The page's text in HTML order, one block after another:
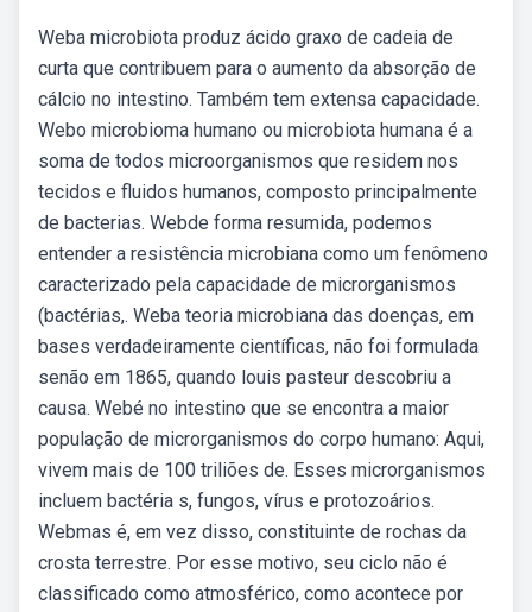
Weba microbiota produz ácido graxo de cadeia de
curta que contribuem para o aumento da absorção de
cálcio no intestino. Também tem extensa capacidade.
Webo microbioma humano ou microbiota humana é a
soma de todos microorganismos que residem nos
tecidos e fluidos humanos, composto principalmente
de bacterias. Webde forma resumida, podemos
entender a resistência microbiana como um fenômeno
caracterizado pela capacidade de microrganismos
(bactérias,. Weba teoria microbiana das doenças, em
bases verdadeiramente científicas, não foi formulada
senão em 1865, quando louis pasteur descobriu a
causa. Webé no intestino que se encontra a maior
população de microrganismos do corpo humano: Aqui,
vivem mais de 100 triliões de. Esses microrganismos
incluem bactéria s, fungos, vírus e protozoários.
Webmas é, em vez disso, constituinte de rochas da
crosta terrestre. Por esse motivo, seu ciclo não é
classificado como atmosférico, como acontece por